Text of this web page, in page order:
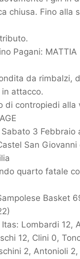
chiusa. Fino alla
Pagani: MATTIA
da rimbalzi,
attacco.
di contropiedi alla
3 Febbraio
San Giovanni
quarto fatale
Basket
Lombardi 12,
12, Clini 0,
2, Antonioli 2,